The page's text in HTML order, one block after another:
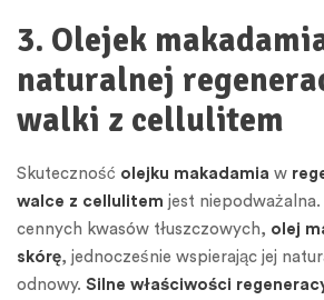
3. Olejek
naturalnej
walki z cellulitem
Skuteczność olejku makadamia w
walce z cellulitem jest
cennych kwasów tłuszczowych, olej
skórę, jednocześnie wspierając jej
odnowy. Silne właściwości